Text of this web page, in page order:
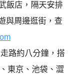
飯店，隔天安排
與周邊逛街 ，查
路約八分鐘，搭
東京、池袋、澀